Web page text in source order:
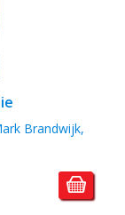
Brandwijk,